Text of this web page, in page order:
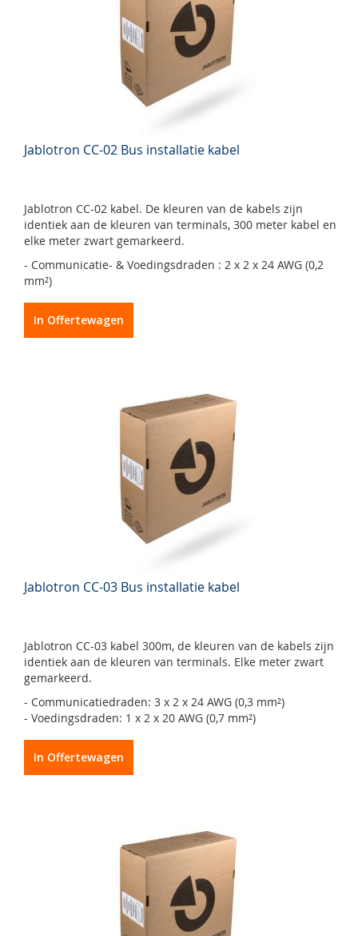
Jablotron CC-02 Bus installatie kabel
Jablotron CC-02 kabel. De kleuren van de kabels zijn
identiek aan de kleuren van terminals, 300 meter kabel en
elke meter zwart gemarkeerd.
- Communicatie- & Voedingsdraden : 2 x 2 x 24 AWG (0,2
mm²)
In Offertewagen
Jablotron CC-03 Bus installatie kabel
Jablotron CC-03 kabel 300m, de kleuren van de kabels zijn
identiek aan de kleuren van terminals. Elke meter zwart
gemarkeerd.
- Communicatiedraden: 3 x 2 x 24 AWG (0,3 mm²)
- Voedingsdraden: 1 x 2 x 20 AWG (0,7 mm²)
In Offertewagen